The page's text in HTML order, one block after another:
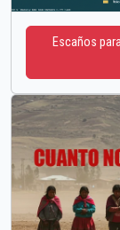
Escaños